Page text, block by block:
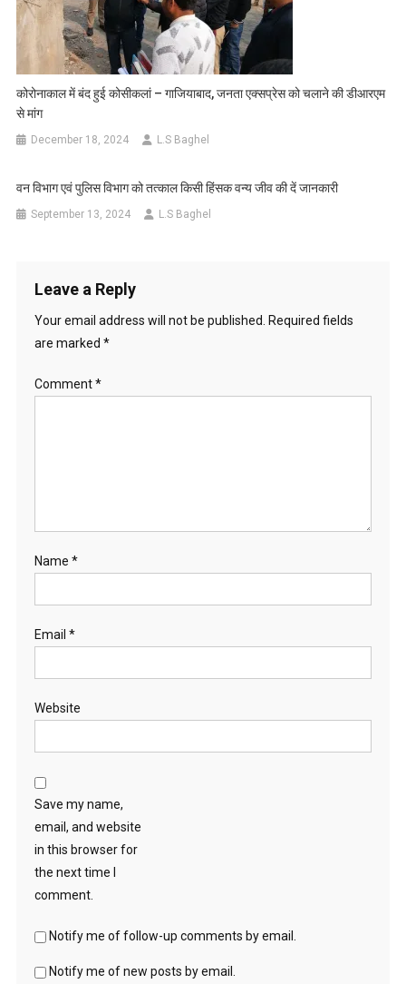
कोरोनाकाल में बंद हुई कोसीकलां – गाजियाबाद, जनता एक्सप्रेस को चलाने की डीआरएम
से मांग
December 18, 2024 L.S Baghel
वन विभाग एवं पुलिस विभाग को तत्काल किसी हिंसक वन्य जीव की दें जानकारी
September 13, 2024 L.S Baghel
Leave a Reply
Your email address will not be published.
Required fields
are marked *
Comment*
Name *
Email *
Website
Save my name,
email, and website
in this browser for
the next time I
comment.
Notify me of follow-up comments by email.
Notify me of new posts by email.